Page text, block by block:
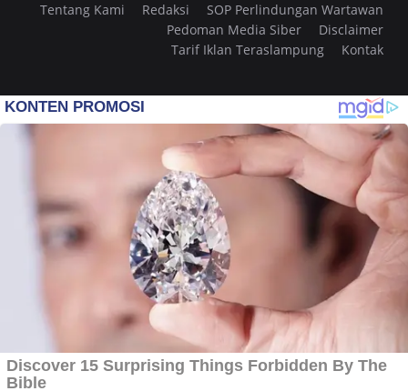
Tentang Kami
Redaksi
SOP Perlindungan Wartawan
Pedoman Media Siber
Disclaimer
Tarif Iklan Teraslampung
Kontak